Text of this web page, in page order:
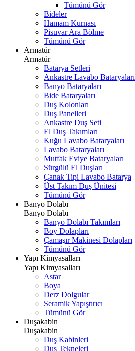
Tümünü Gör
Bideler
Hamam Kurnası
Pisuvar Ara Bölme
Tümünü Gör
Armatür
Armatür
Batarya Setleri
Ankastre Lavabo Bataryaları
Banyo Bataryaları
Bide Bataryaları
Duş Kolonları
Duş Panelleri
Ankastre Duş Seti
El Duş Takımları
Kuğu Lavabo Bataryaları
Lavabo Bataryaları
Mutfak Eviye Bataryaları
Sürgülü El Duşları
Çanak Tipi Lavabo Batarya
Üst Takım Duş Ünitesi
Tümünü Gör
Banyo Dolabı
Banyo Dolabı
Banyo Dolabı Takımları
Boy Dolapları
Çamaşır Makinesi Dolapları
Tümünü Gör
Yapı Kimyasalları
Yapı Kimyasalları
Astar
Boya
Derz Dolgular
Seramik Yapıştırıcı
Tümünü Gör
Duşakabin
Duşakabin
Duş Kabinleri
Duş Tekneleri